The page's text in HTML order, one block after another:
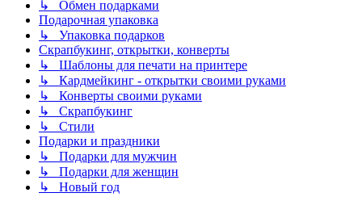
↳ Обмен подарками
Подарочная упаковка
↳ Упаковка подарков
Скрапбукинг, открытки, конверты
↳ Шаблоны для печати на принтере
↳ Кардмейкинг - открытки своими руками
↳ Конверты своими руками
↳ Скрапбукинг
↳ Стили
Подарки и праздники
↳ Подарки для мужчин
↳ Подарки для женщин
↳ Новый год